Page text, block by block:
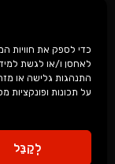
לאחסן ו/או לגשת
התנהגות גלישה או
על תכונות ופונקציות
לְקַבֵּל